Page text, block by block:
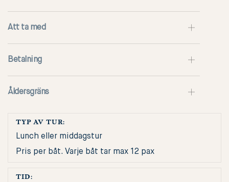
Att ta med
Betalning
Åldersgräns
TYP AV TUR:
Lunch eller middagstur
Pris per båt. Varje båt tar max 12 pax
TID: